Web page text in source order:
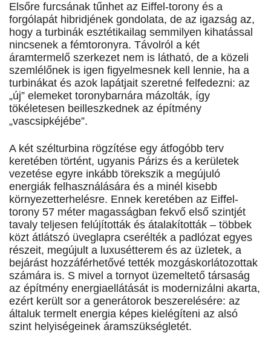
Elsőre furcsának tűnhet az Eiffel-torony és a
forgólapát hibridjének gondolata, de az igazság az,
hogy a turbinák esztétikailag semmilyen kihatással
nincsenek a fémtoronyra. Távolról a két
áramtermelő szerkezet nem is látható, de a közeli
szemlélőnek is igen figyelmesnek kell lennie, ha a
turbinákat és azok lapátjait szeretné felfedezni: az
„új” elemeket toronybarnára mázolták, így
tökéletesen beilleszkednek az építmény
„vascsipkéjébe”.
A két szélturbina rögzítése egy átfogóbb terv
keretében történt, ugyanis Párizs és a kerületek
vezetése egyre inkább törekszik a megújuló
energiák felhasználására és a minél kisebb
környezetterhelésre. Ennek keretében az Eiffel-
torony 57 méter magasságban fekvő első szintjét
tavaly teljesen felújították és átalakították – többek
közt átlátszó üveglapra cserélték a padlózat egyes
részeit, megújult a luxusétterem és az üzletek, a
bejárást hozzáférhetővé tették mozgáskorlátozottak
számára is. S mivel a tornyot üzemeltető társaság
az építmény energiaellátását is modernizálni akarta,
ezért került sor a generátorok beszerelésére: az
általuk termelt energia képes kielégíteni az alsó
szint helyiségeinek áramszükségletét.